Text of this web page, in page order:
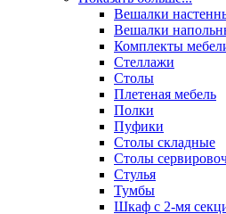
Вешалки
Вешалки
Комплекты
Стеллажи
Столы
Плетеная мебель
Полки
Пуфики
Столы складные
Столы
Стулья
Тумбы
Шкаф с 2-мя